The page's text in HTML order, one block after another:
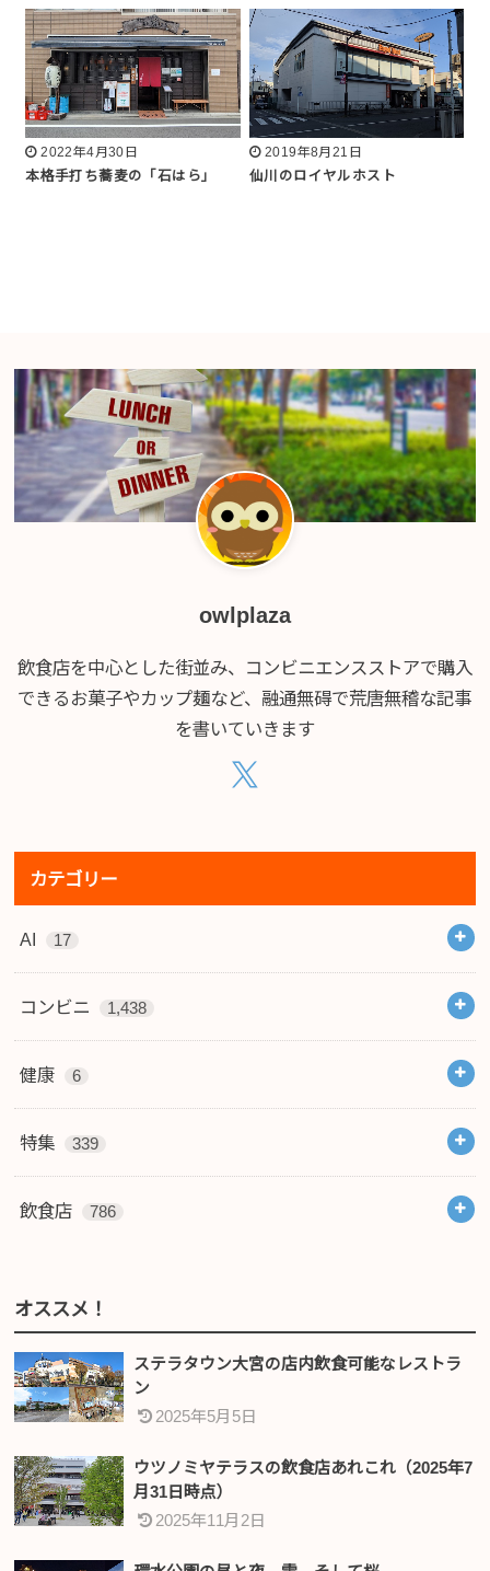
2022年4月30日
本格手打ち蕎麦の「石はら」
2019年8月21日
仙川のロイヤルホスト
owlplaza
飲食店を中心とした街並み、コンビニエンスストアで購入
できるお菓子やカップ麺など、融通無碍で荒唐無稽な記事
を書いていきます
カテゴリー
AI 17
コンビニ 1,438
健康 6
特集 339
飲食店 786
オススメ！
ステラタウン大宮の店内飲食可能なレストラ
ン
2025年5月5日
ウツノミヤテラスの飲食店あれこれ（2025年7
月31日時点）
2025年11月2日